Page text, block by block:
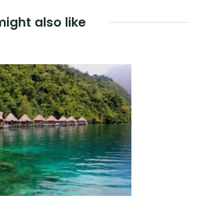
also like